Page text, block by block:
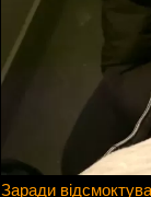
Заради